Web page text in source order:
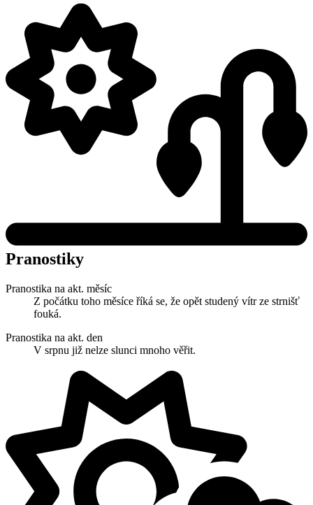
Pranostiky
Pranostika na akt. měsíc
Z počátku toho měsíce říká se, že opět studený vítr ze strnišť
fouká.
Pranostika na akt. den
V srpnu již nelze slunci mnoho věřit.